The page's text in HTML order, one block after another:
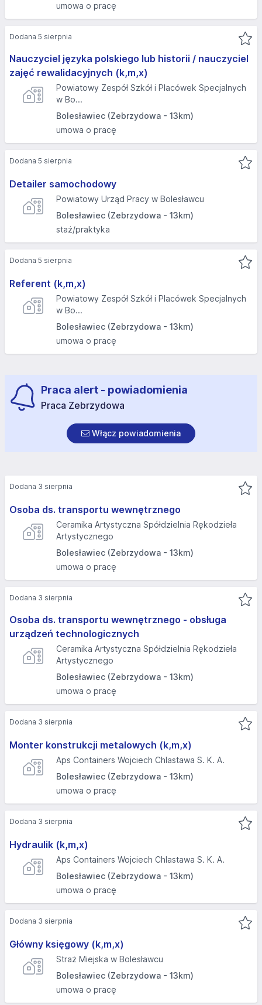
umowa o pracę
Nauczyciel języka polskiego lub historii / nauczyciel
zajęć rewalidacyjnych (k,m,x)
Powiatowy Zespół Szkół i Placówek Specjalnych
w Bo...
Bolesławiec (Zebrzydowa - 13km)
umowa o pracę
Dodana 5 sierpnia
Detailer samochodowy
Powiatowy Urząd Pracy w Bolesławcu
Bolesławiec (Zebrzydowa - 13km)
staż/praktyka
Dodana 5 sierpnia
Referent (k,m,x)
Powiatowy Zespół Szkół i Placówek Specjalnych
w Bo...
Bolesławiec (Zebrzydowa - 13km)
umowa o pracę
Dodana 5 sierpnia
Praca alert - powiadomienia
Praca Zebrzydowa
Włącz powiadomienia
Osoba ds. transportu wewnętrznego
Ceramika Artystyczna Spółdzielnia Rękodzieła
Artystycznego
Bolesławiec (Zebrzydowa - 13km)
umowa o pracę
Dodana 3 sierpnia
Osoba ds. transportu wewnętrznego - obsługa
urządzeń technologicznych
Ceramika Artystyczna Spółdzielnia Rękodzieła
Artystycznego
Bolesławiec (Zebrzydowa - 13km)
umowa o pracę
Dodana 3 sierpnia
Monter konstrukcji metalowych (k,m,x)
Aps Containers Wojciech Chlastawa S. K. A.
Bolesławiec (Zebrzydowa - 13km)
umowa o pracę
Dodana 3 sierpnia
Hydraulik (k,m,x)
Aps Containers Wojciech Chlastawa S. K. A.
Bolesławiec (Zebrzydowa - 13km)
umowa o pracę
Dodana 3 sierpnia
Główny księgowy (k,m,x)
Straż Miejska w Bolesławcu
Bolesławiec (Zebrzydowa - 13km)
umowa o pracę
Dodana 3 sierpnia